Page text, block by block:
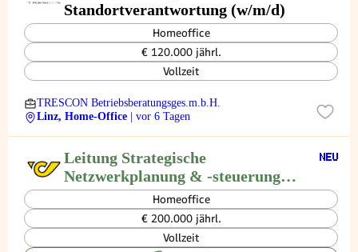
Standortverantwortung (w/m/d)
Homeoffice
€ 120.000 jährl.
Vollzeit
TRESCON Betriebsberatungsges.m.b.H.
Linz, Home-Office
| vor 6 Tagen
Leitung Strategische
Netzwerkplanung & -steuerung
(w/m/d)
Homeoffice
€ 200.000 jährl.
Vollzeit